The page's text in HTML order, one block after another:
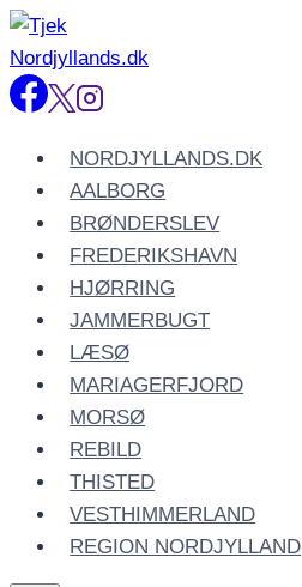
Fortsæt
til
indhold
NORDJYLLANDS.DK
AALBORG
BRØNDERSLEV
FREDERIKSHAVN
HJØRRING
JAMMERBUGT
LÆSØ
MARIAGERFJORD
MORSØ
REBILD
THISTED
VESTHIMMERLAND
REGION NORDJYLLAND